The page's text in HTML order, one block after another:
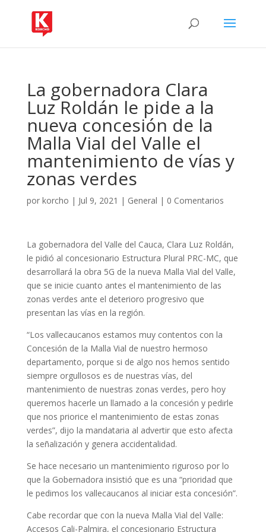
La gobernadora Clara
Luz Roldán le pide a la
nueva concesión de la
Malla Vial del Valle el
mantenimiento de vías y
zonas verdes
por korcho | Jul 9, 2021 | General | 0 Comentarios
La gobernadora del Valle del Cauca, Clara Luz Roldán,
le pidió al concesionario Estructura Plural PRC-MC, que
desarrollará la obra 5G de la nueva Malla Vial del Valle,
que se inicie cuanto antes el mantenimiento de las
zonas verdes ante el deterioro progresivo que
presentan las vías en la región.
“Los vallecaucanos estamos muy contentos con la
Concesión de la Malla Vial de nuestro hermoso
departamento, porque si de algo nos hemos sentido
siempre orgullosos es de nuestras vías, del
mantenimiento de nuestras zonas verdes, pero hoy
queremos hacerle un llamado a la concesión y pedirle
que nos priorice el mantenimiento de estas zonas
verdes”, dijo la mandataria al advertir que esto afecta
la señalización y genera accidentalidad.
Se hace necesario un mantenimiento riguroso por lo
que la Gobernadora insistió que es una “prioridad que
le pedimos los vallecaucanos al iniciar esta concesión”.
Cabe recordar que con la nueva Malla Vial del Valle:
Accesos Cali-Palmira, el concesionario Estructura